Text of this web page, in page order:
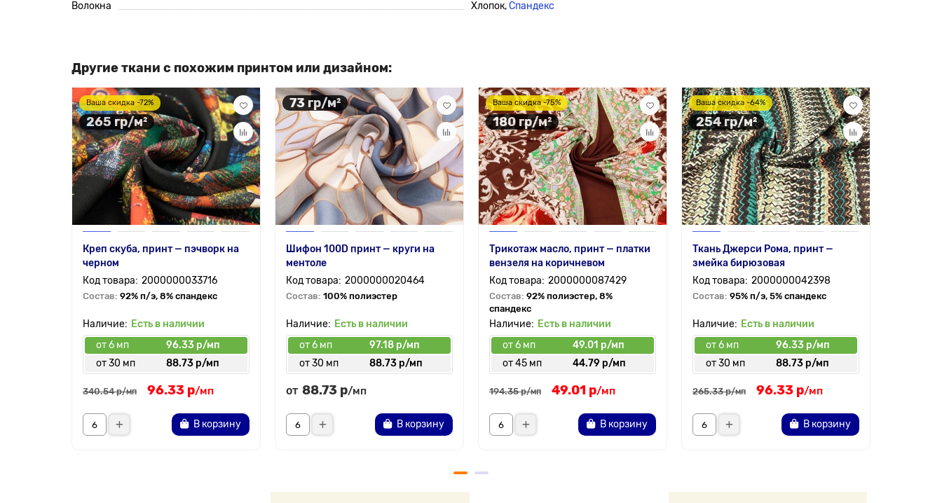
Волокна
Хлопок,Спандекс
Другие ткани с похожим принтом или дизайном:
Ваша скидка -72%
265 гр/м²
Креп скуба, принт — пэчворк на
черном
2000000033716
Состав: 92% п/э, 8% спандекс
Есть в наличии
от 6 мп
96.33 р/мп
от 30 мп
88.73 р/мп
340.54 р/мп 96.33 р/мп
В корзину
73 гр/м²
Шифон 100D принт — круги на
ментоле
2000000020464
Состав: 100% полиэстер
Есть в наличии
от 6 мп
97.18 р/мп
от 30 мп
88.73 р/мп
от 88.73 р/мп
В корзину
Ваша скидка -75%
180 гр/м²
Трикотаж масло, принт — платки
вензеля на коричневом
2000000087429
Состав: 92% полиэстер, 8%
спандекс
Есть в наличии
от 6 мп
49.01 р/мп
от 45 мп
44.79 р/мп
194.35 р/мп 49.01 р/мп
В корзину
Ваша скидка -64%
254 гр/м²
Ткань Джерси Рома, принт —
змейка бирюзовая
2000000042398
Состав: 95% п/э, 5% спандекс
Есть в наличии
от 6 мп
96.33 р/мп
от 30 мп
88.73 р/мп
265.33 р/мп 96.33 р/мп
В корзину